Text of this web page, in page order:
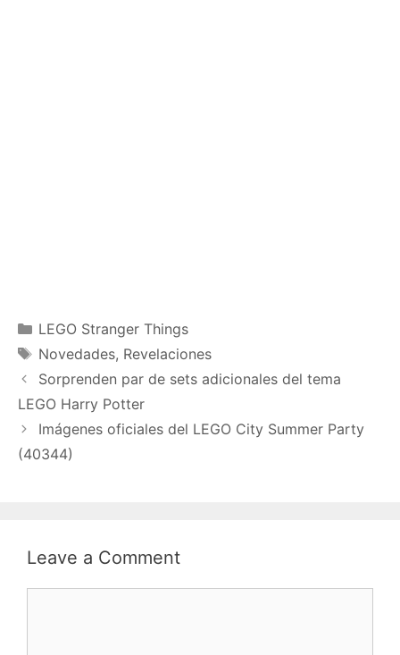
Categories
LEGO Stranger Things
Tags
Novedades, Revelaciones
Sorprenden par de sets adicionales del tema
LEGO Harry Potter
Imágenes oficiales del LEGO City Summer Party
(40344)
Leave a Comment